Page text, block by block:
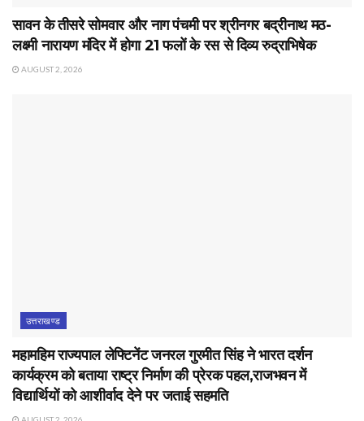
सावन के तीसरे सोमवार और नाग पंचमी पर श्रीनगर बद्रीनाथ मठ-
लक्ष्मी नारायण मंदिर में होगा 21 फलों के रस से दिव्य रुद्राभिषेक
AUGUST 2, 2026
उत्तराखण्ड
महामहिम राज्यपाल लेफ्टिनेंट जनरल गुरमीत सिंह ने भारत दर्शन
कार्यक्रम को बताया राष्ट्र निर्माण की प्रेरक पहल,राजभवन में
विद्यार्थियों को आशीर्वाद देने पर जताई सहमति